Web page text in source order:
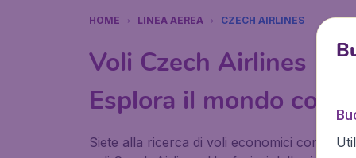
HOME LINEA AEREA CZECH AIRLINES
Voli Czech Airlines
Esplora il mondo con
Siete alla ricerca di voli economici con